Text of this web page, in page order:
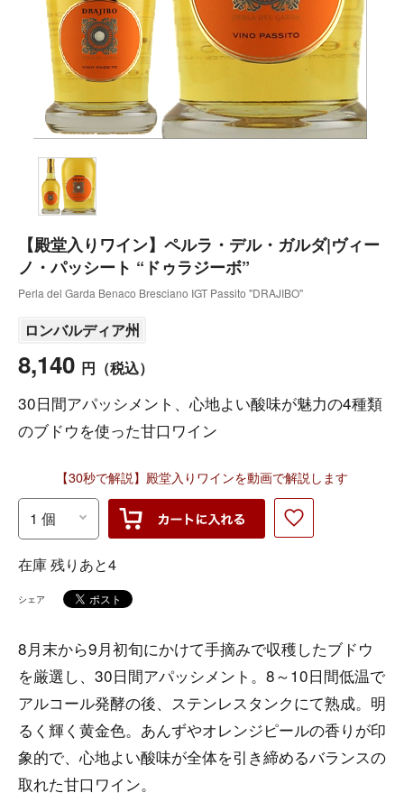
【殿堂入りワイン】ペルラ・デル・ガルダ|ヴィー
ノ・パッシート “ドゥラジーボ”
Perla del Garda Benaco Bresciano IGT Passito "DRAJIBO"
ロンバルディア州
8,140 円 （税込）
30日間アパッシメント、心地よい酸味が魅力の4種類
のブドウを使った甘口ワイン
【30秒で解説】殿堂入りワインを動画で解説します
在庫 残りあと4
シェア
8月末から9月初旬にかけて手摘みで収穫したブドウ
を厳選し、30日間アパッシメント。8～10日間低温で
アルコール発酵の後、ステンレスタンクにて熟成。明
るく輝く黄金色。あんずやオレンジピールの香りが印
象的で、心地よい酸味が全体を引き締めるバランスの
取れた甘口ワイン。